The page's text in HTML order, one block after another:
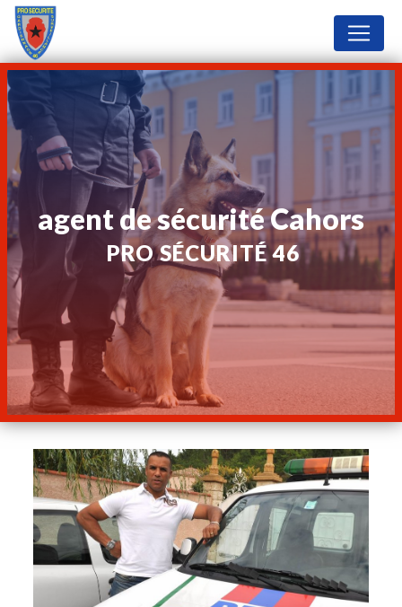
agent de sécurité Cahors
PRO SÉCURITÉ 46
Panneau de gestion des cookies